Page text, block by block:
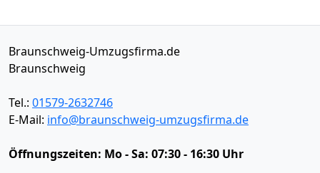
Braunschweig-Umzugsfirma.de
Braunschweig
Tel.: 01579-2632746
E-Mail: info@braunschweig-umzugsfirma.de
Öffnungszeiten: Mo - Sa: 07:30 - 16:30 Uhr